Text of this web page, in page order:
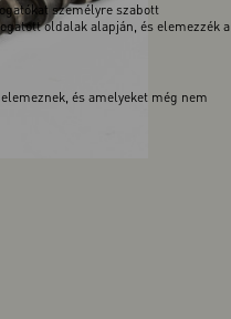
személyre szabott
oldalak alapján, és elemezzék a
és amelyeket még nem